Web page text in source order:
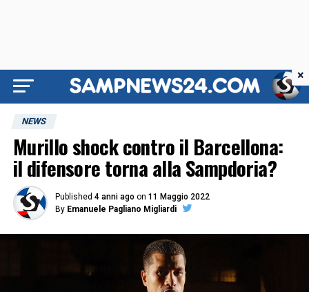
NEWS
Murillo shock contro il Barcellona:
il difensore torna alla Sampdoria?
Published 4 anni ago on 11 Maggio 2022
By Emanuele Pagliano Migliardi
×